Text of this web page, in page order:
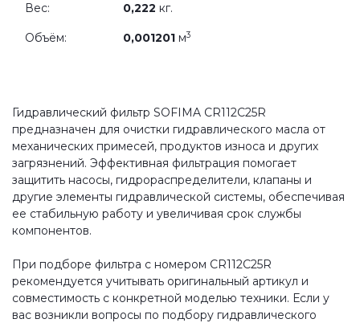
Вес: 0,222 кг.
Объём: 0,001201 м3
Гидравлический фильтр SOFIMA CR112C25R
предназначен для очистки гидравлического масла от
механических примесей, продуктов износа и других
загрязнений. Эффективная фильтрация помогает
защитить насосы, гидрораспределители, клапаны и
другие элементы гидравлической системы, обеспечивая
ее стабильную работу и увеличивая срок службы
компонентов.
При подборе фильтра с номером CR112C25R
рекомендуется учитывать оригинальный артикул и
совместимость с конкретной моделью техники. Если у
вас возникли вопросы по подбору гидравлического